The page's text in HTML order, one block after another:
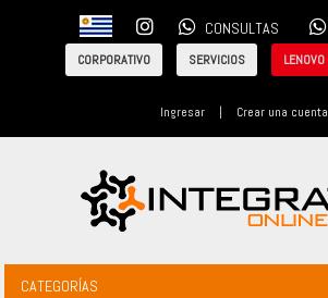
CONSULTAS
CORPORATIVO SERVICIOS LENOVO
Ingresar | Crear una cuenta
CATEGORÍAS